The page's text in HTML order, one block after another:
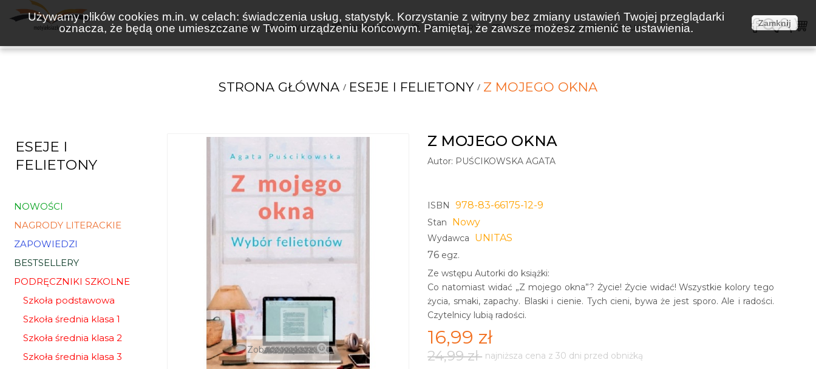
Używamy plików cookies m.in. w celach: świadczenia usług, statystyk. Korzystanie z witryny bez zmiany ustawień Twojej przeglądarki
oznacza, że będą one umieszczane w Twoim urządzeniu końcowym. Pamiętaj, że zawsze możesz zmienić te ustawienia.
Zamknij
KSIĄŻKI NOWOŚCI ZAPOWIEDZI BESTSELLERY WAKACJE KOSZTY WYSYŁKI
STRONA GŁÓWNA ESEJE I FELIETONY Z MOJEGO OKNA
ESEJE I
FELIETONY
NOWOŚCI
NAGRODY LITERACKIE
ZAPOWIEDZI
BESTSELLERY
PODRĘCZNIKI SZKOLNE
Szkoła podstawowa
Szkoła średnia klasa 1
Szkoła średnia klasa 2
Szkoła średnia klasa 3
Zobacz większe
Z MOJEGO OKNA
Autor: PUŚCIKOWSKA AGATA
ISBN 978-83-66175-12-9
Stan Nowy
Wydawca
UNITAS
76 egz.
Ze wstępu Autorki do książki:
Co natomiast widać „Z mojego okna”? Życie! Życie widać! Wszystkie kolory tego
życia, smaki, zapachy. Blaski i cienie. Tych cieni, bywa że jest sporo. Ale i radości.
Czytelnicy lubią radości.
16,99 zł
24,99 zł najniższa cena z 30 dni przed obniżką